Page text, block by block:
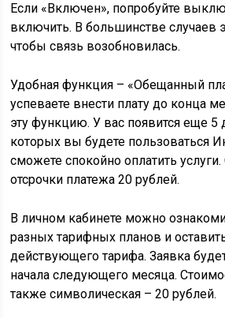
Если «Включен», попробуйте
включить. В большинстве случаев
чтобы связь возобновилась.
Удобная функция – «Обещанный
успеваете внести плату до конца
эту функцию. У вас появится еще 5
которых вы будете пользоваться
сможете спокойно оплатить
отсрочки платежа 20 рублей.
В личном кабинете можно
разных тарифных планов и
действующего тарифа. Заявка
начала следующего месяца.
также символическая – 20 рублей.